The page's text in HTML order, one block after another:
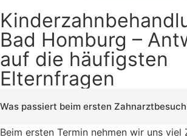
Bad Homburg –
auf die häufigsten
Elternfragen
Was passiert beim ersten
Beim ersten Termin nehmen wir uns viel